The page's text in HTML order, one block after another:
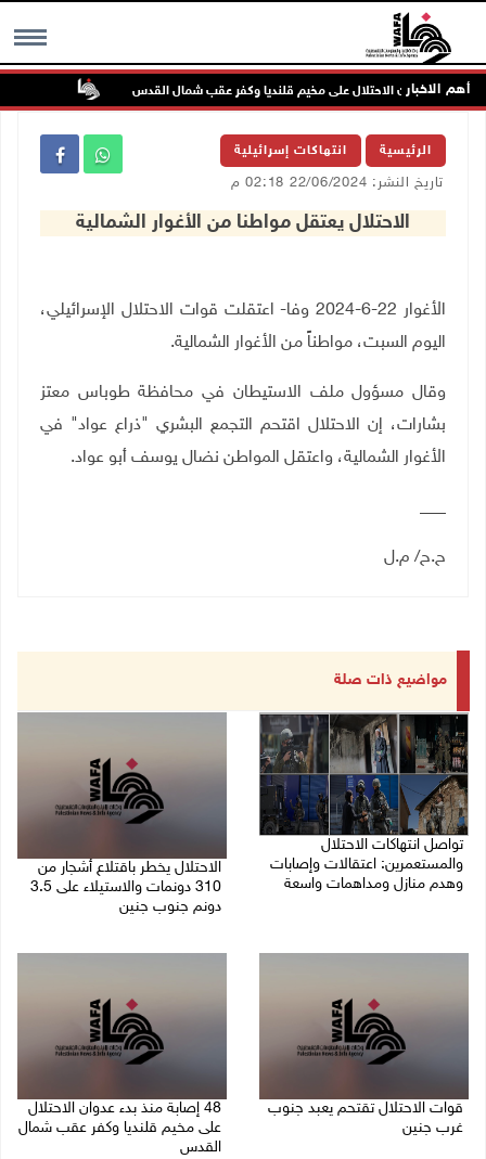
MENU أهم الاخبار
الرئيسية انتهاكات إسرائيلية
تاريخ النشر: 22/06/2024 02:18 م
الاحتلال يعتقل مواطنا من الأغوار الشمالية
الأغوار 22-6-2024 وفا- اعتقلت قوات الاحتلال الإسرائيلي،
اليوم السبت، مواطناً من الأغوار الشمالية.
وقال مسؤول ملف الاستيطان في محافظة طوباس معتز
بشارات، إن الاحتلال اقتحم التجمع البشري "ذراع عواد" في
الأغوار الشمالية، واعتقل المواطن نضال يوسف أبو عواد.
ح.ح/ م.ل
مواضيع ذات صلة
تواصل انتهاكات الاحتلال
والمستعمرين: اعتقالات وإصابات
وهدم منازل ومداهمات واسعة
الاحتلال يخطر باقتلاع أشجار من
310 دونمات والاستيلاء على 3.5
دونم جنوب جنين
قوات الاحتلال تقتحم يعبد جنوب
غرب جنين
48 إصابة منذ بدء عدوان الاحتلال
على مخيم قلنديا وكفر عقب شمال
القدس